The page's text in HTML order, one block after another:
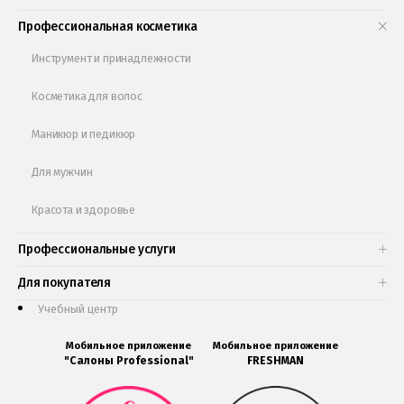
Профессиональная косметика
Инструмент и принадлежности
Косметика для волос
Маникюр и педикюр
Для мужчин
Красота и здоровье
Профессиональные услуги
Для покупателя
Обучающее видео
Учебный центр
Мобильное приложение
"Салоны Professional"
Мобильное
Мобильное приложение
FRESHMAN
Мобильное